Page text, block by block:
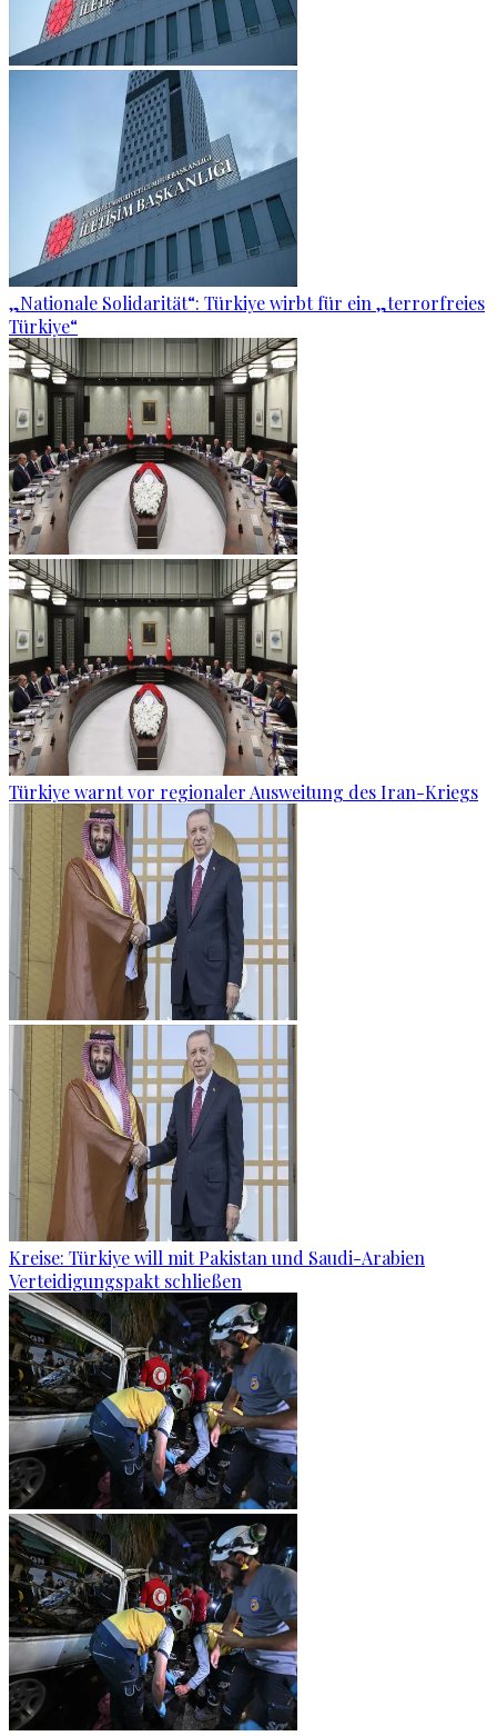
„Nationale Solidarität“: Türkiye wirbt für ein „terrorfreies
Türkiye“
Türkiye warnt vor regionaler Ausweitung des Iran-Kriegs
Kreise: Türkiye will mit Pakistan und Saudi-Arabien
Verteidigungspakt schließen